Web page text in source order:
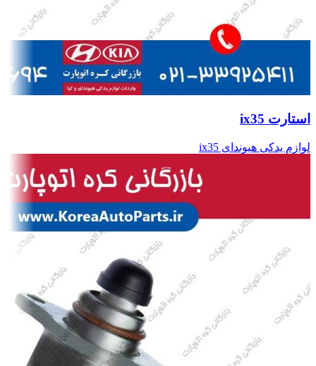
استارت ix35
لوازم یدکی هیوندای ix35